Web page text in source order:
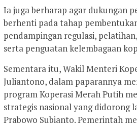
Ia juga berharap agar dukungan
berhenti pada tahap
pendampingan regulasi,
serta penguatan kelembagaan
Sementara itu, Wakil Menteri
Juliantono, dalam paparannya
program Koperasi Merah Putih
strategis nasional yang didorong
Prabowo Subianto. Pemerintah